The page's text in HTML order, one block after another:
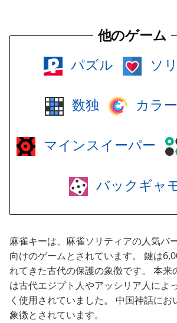
他のゲーム
パズル ソ
数独 カラ
マインスイーパー
バックギャ
麻雀キーは、麻雀ソリティアの人気バ
向けのゲームとされています。 鍵は
れてきた古代の保護の象徴です。 本来
は古代エジプト人やアッシリア人によ
く使用されていました。 中国神話にお
象徴とされています。